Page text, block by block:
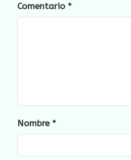
Comentario *
Nombre *